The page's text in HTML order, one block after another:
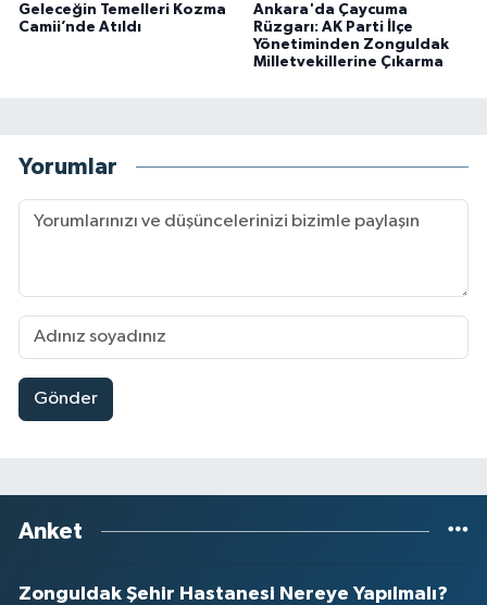
Geleceğin Temelleri Kozma
Camii’nde Atıldı
Ankara'da Çaycuma
Rüzgarı: AK Parti İlçe
Yönetiminden Zonguldak
Milletvekillerine Çıkarma
Yorumlar
Gönder
Anket
Zonguldak Şehir Hastanesi Nereye Yapılmalı?